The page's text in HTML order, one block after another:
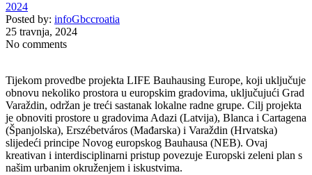
2024
Posted by: infoGbccroatia
25 travnja, 2024
No comments
Tijekom provedbe projekta LIFE Bauhausing Europe, koji uključuje
obnovu nekoliko prostora u europskim gradovima, uključujući Grad
Varaždin, održan je treći sastanak lokalne radne grupe. Cilj projekta
je obnoviti prostore u gradovima Adazi (Latvija), Blanca i Cartagena
(Španjolska), Erszébetváros (Mađarska) i Varaždin (Hrvatska)
slijedeći principe Novog europskog Bauhausa (NEB). Ovaj
kreativan i interdisciplinarni pristup povezuje Europski zeleni plan s
našim urbanim okruženjem i iskustvima.